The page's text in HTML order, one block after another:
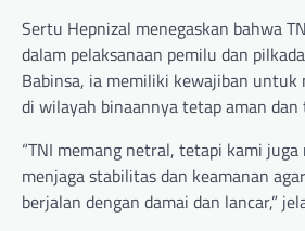
Sertu Hepnizal menegaskan bahwa
dalam pelaksanaan pemilu dan
Babinsa, ia memiliki kewajiban untuk
di wilayah binaannya tetap aman
“TNI memang netral, tetapi kami
menjaga stabilitas dan keamanan
berjalan dengan damai dan lancar,”